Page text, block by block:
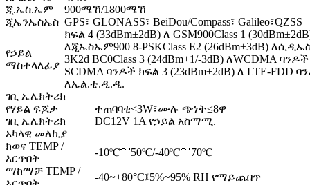
ጂ.ኤስ.ኤም
900ሜኸ/1800ሜኸ
ጂኤንኤስኤስ GPS፣ GLONASS፣ BeiDou/Compass፣ Galileo፣QZSS
የኃይል
ማስተላለፊያ
ክፍል 4 (33dBm±2dB) ለ GSM900Class 1
ለጂኤስኤም900 8-PSKClass E2 (26dBm±3dB)
3K2d BC0Class 3 (24dBm+1/-3dB) ለWCDMA
SCDMA ባንዶች ክፍል 3 (23dBm±2dB) ለ LTE-FDD
ለኤል.ቲ.ዲ.ዲ.
ገቢ ኤሌክትሪክ
የሃይል ፍጆታ
ተጠባባቂ<3W፣ሙሉ ጭነት≤8ዋ
ገቢ ኤሌክትሪክ
DC12V 1A የኃይል አስማሚ.
አካላዊ መለኪያ
ክወና TEMP /
እርጥበት
-10℃～50℃/-40℃～70℃
ማከማቻ TEMP /
-40~+80°C፤5%~95% RH የማይጨበጥ